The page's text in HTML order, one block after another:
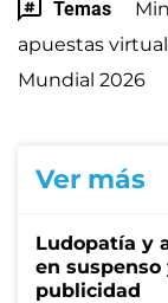
Temas
apuestas
Mundial 2026
Ver más
Ludopatía y
en
publicidad